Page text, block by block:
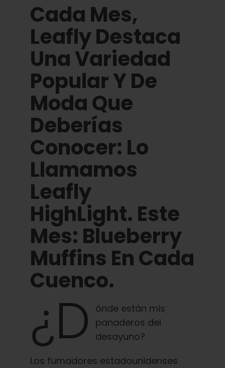
Tienda
Español
Buscar:
Cada Mes,
Leafly Destaca
Una Variedad
Popular Y De
Moda Que
Deberías
Conocer: Lo
Llamamos
Leafly
HighLight. Este
Mes: Blueberry
Muffins En Cada
Cuenco.
¿D
ónde están mis
panaderos del
desayuno?
Los fumadores estadounidenses